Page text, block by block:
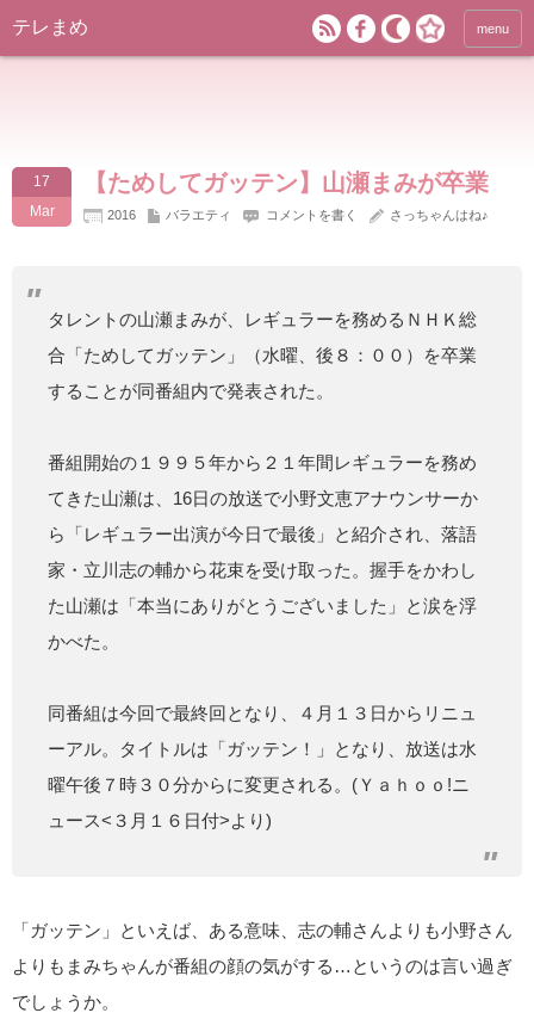
テレまめ menu
17
Mar
【ためしてガッテン】山瀬まみが卒業
2016 バラエティ コメントを書く さっちゃんはね♪
タレントの山瀬まみが、レギュラーを務めるＮＨＫ総
合「ためしてガッテン」（水曜、後８：００）を卒業
することが同番組内で発表された。
番組開始の１９９５年から２１年間レギュラーを務め
てきた山瀬は、16日の放送で小野文恵アナウンサーか
ら「レギュラー出演が今日で最後」と紹介され、落語
家・立川志の輔から花束を受け取った。握手をかわし
た山瀬は「本当にありがとうございました」と涙を浮
かべた。
同番組は今回で最終回となり、４月１３日からリニュ
ーアル。タイトルは「ガッテン！」となり、放送は水
曜午後７時３０分からに変更される。(Ｙａｈｏｏ!ニ
ュース<３月１６日付>より)
「ガッテン」といえば、ある意味、志の輔さんよりも小野さん
よりもまみちゃんが番組の顔の気がする…というのは言い過ぎ
でしょうか。